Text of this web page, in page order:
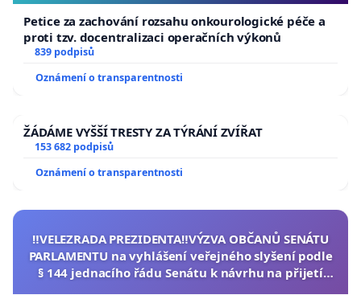
Petice za zachování rozsahu onkourologické péče a
proti tzv. docentralizaci operačních výkonů
839 podpisů
Oznámení o transparentnosti
ŽÁDÁME VYŠŠÍ TRESTY ZA TÝRÁNÍ ZVÍŘAT
153 682 podpisů
Oznámení o transparentnosti
‼️VELEZRADA PREZIDENTA‼️VÝZVA OBČANŮ SENÁTU
PARLAMENTU na vyhlášení veřejného slyšení podle
§ 144 jednacího řádu Senátu k návrhu na přijetí